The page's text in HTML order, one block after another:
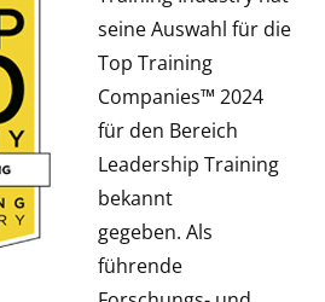
seine Auswahl für die
Top Training
Companies™ 2024
für den Bereich
Leadership Training
bekannt
gegeben. Als
führende